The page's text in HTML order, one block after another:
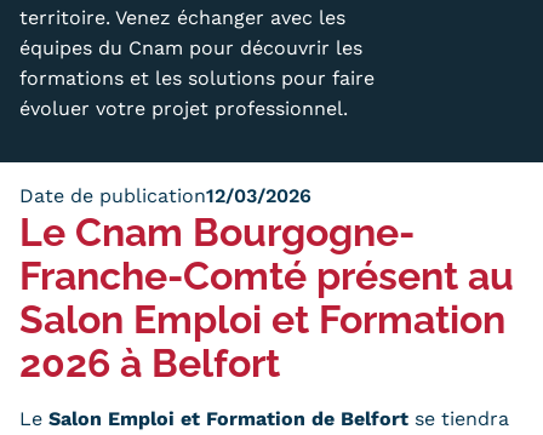
Formulaire de contact
Formations
Trouver votre formation
OFFRE NATIONALE
Catalogue national
Équivalences, passerelles et
suites de parcours
Modalités d'enseignement
territoire. Venez échanger avec les
équipes du Cnam pour découvrir les
formations et les solutions pour faire
évoluer votre projet professionnel.
Date de publication12/03/2026
Le Cnam Bourgogne-
Franche-Comté présent au
Salon Emploi et Formation
2026 à Belfort
Le Salon Emploi et Formation de Belfort se tiendra